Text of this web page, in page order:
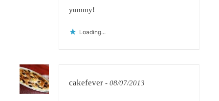
yummy!
Loading...
cakefever - 08/07/2013